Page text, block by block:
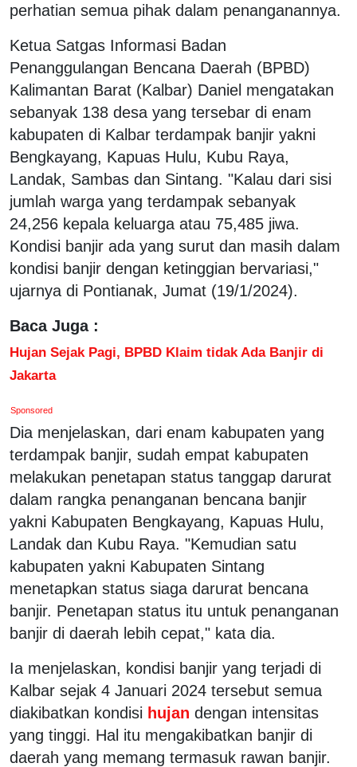
perhatian semua pihak dalam penanganannya.
Ketua Satgas Informasi Badan
Penanggulangan Bencana Daerah (BPBD)
Kalimantan Barat (Kalbar) Daniel mengatakan
sebanyak 138 desa yang tersebar di enam
kabupaten di Kalbar terdampak banjir yakni
Bengkayang, Kapuas Hulu, Kubu Raya,
Landak, Sambas dan Sintang. "Kalau dari sisi
jumlah warga yang terdampak sebanyak
24,256 kepala keluarga atau 75,485 jiwa.
Kondisi banjir ada yang surut dan masih dalam
kondisi banjir dengan ketinggian bervariasi,"
ujarnya di Pontianak, Jumat (19/1/2024).
Baca Juga :
Hujan Sejak Pagi, BPBD Klaim tidak Ada Banjir di
Jakarta
Sponsored
Dia menjelaskan, dari enam kabupaten yang
terdampak banjir, sudah empat kabupaten
melakukan penetapan status tanggap darurat
dalam rangka penanganan bencana banjir
yakni Kabupaten Bengkayang, Kapuas Hulu,
Landak dan Kubu Raya. "Kemudian satu
kabupaten yakni Kabupaten Sintang
menetapkan status siaga darurat bencana
banjir. Penetapan status itu untuk penanganan
banjir di daerah lebih cepat," kata dia.
Ia menjelaskan, kondisi banjir yang terjadi di
Kalbar sejak 4 Januari 2024 tersebut semua
diakibatkan kondisi hujan dengan intensitas
yang tinggi. Hal itu mengakibatkan banjir di
daerah yang memang termasuk rawan banjir.